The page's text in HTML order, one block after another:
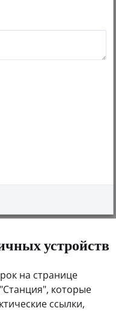
устройств
на странице
которые
ссылки,